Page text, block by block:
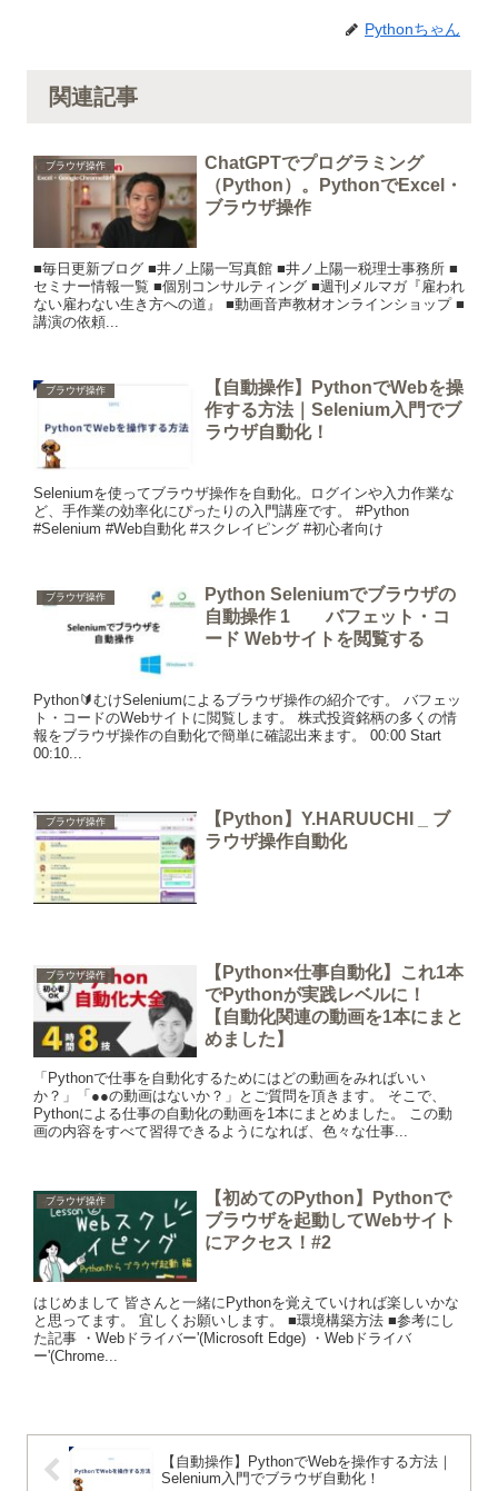
Pythonちゃん
関連記事
ブラウザ操作
ChatGPTでプログラミング
（Python）。PythonでExcel・
ブラウザ操作
■毎日更新ブログ ■井ノ上陽一写真館 ■井ノ上陽一税理士事務所 ■
セミナー情報一覧 ■個別コンサルティング ■週刊メルマガ『雇われ
ない雇わない生き方への道』 ■動画音声教材オンラインショップ ■
講演の依頼...
ブラウザ操作
【自動操作】PythonでWebを操
作する方法｜Selenium入門でブ
ラウザ自動化！
Seleniumを使ってブラウザ操作を自動化。ログインや入力作業な
ど、手作業の効率化にぴったりの入門講座です。 #Python
#Selenium #Web自動化 #スクレイピング #初心者向け
ブラウザ操作
Python Seleniumでブラウザの
自動操作 1 バフェット・コ
ード Webサイトを閲覧する
Python🔰むけSeleniumによるブラウザ操作の紹介です。 バフェッ
ト・コードのWebサイトに閲覧します。 株式投資銘柄の多くの情
報をブラウザ操作の自動化で簡単に確認出来ます。 00:00 Start
00:10...
ブラウザ操作
【Python】Y.HARUUCHI _ ブ
ラウザ操作自動化
ブラウザ操作
【Python×仕事自動化】これ1本
でPythonが実践レベルに！
【自動化関連の動画を1本にまと
めました】
「Pythonで仕事を自動化するためにはどの動画をみればいい
か？」「●●の動画はないか？」とご質問を頂きます。 そこで、
Pythonによる仕事の自動化の動画を1本にまとめました。 この動
画の内容をすべて習得できるようになれば、色々な仕事...
ブラウザ操作
【初めてのPython】Pythonで
ブラウザを起動してWebサイト
にアクセス！#2
はじめまして 皆さんと一緒にPythonを覚えていければ楽しいかな
と思ってます。 宜しくお願いします。 ■環境構築方法 ■参考にし
た記事 ・Webドライバー'(Microsoft Edge) ・Webドライバ
ー'(Chrome...
【自動操作】PythonでWebを操作する方法｜
Selenium入門でブラウザ自動化！